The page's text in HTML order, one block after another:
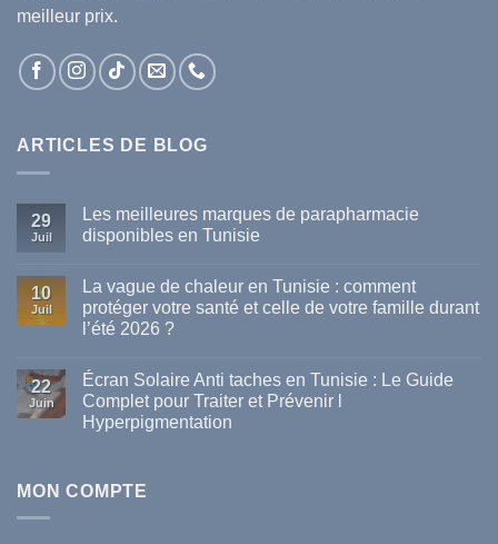
meilleur prix.
ARTICLES DE BLOG
29
Juil
Les meilleures marques de parapharmacie
disponibles en Tunisie
sur
meilleures
marques
disponibles
en
Tunisie
10
Juil
La vague de chaleur en Tunisie : comment
protéger votre santé et celle de votre famille durant
l’été 2026 ?
sur
La
vague
de
comment
22
Juin
Écran Solaire Anti taches en Tunisie : Le Guide
Complet pour Traiter et Prévenir l
Hyperpigmentation
Écran
Solaire
MON COMPTE